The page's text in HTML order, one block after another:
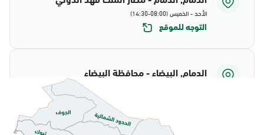
الأحد - الخميس (08:00-14:30)
التوجه للموقع
الدمام, البيضاء - محافظة البيضاء